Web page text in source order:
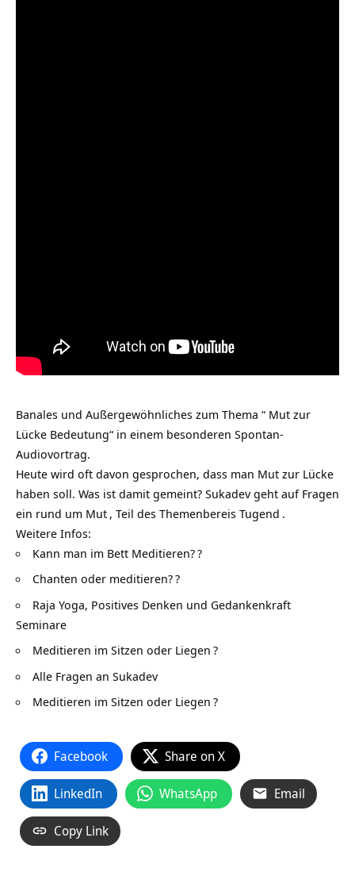
Banales und Außergewöhnliches zum Thema “ Mut zur
Lücke Bedeutung“ in einem besonderen Spontan-
Audiovortrag.
Heute wird oft davon gesprochen, dass man Mut zur Lücke
haben soll. Was ist damit gemeint? Sukadev geht auf Fragen
ein rund um Mut , Teil des Themenbereis Tugend .
Weitere Infos:
Kann man im Bett Meditieren??
Chanten oder meditieren??
Raja Yoga, Positives Denken und Gedankenkraft
Seminare
Meditieren im Sitzen oder Liegen ?
Alle Fragen an Sukadev
Meditieren im Sitzen oder Liegen ?
Facebook Share on X
LinkedIn WhatsApp Email
Copy Link